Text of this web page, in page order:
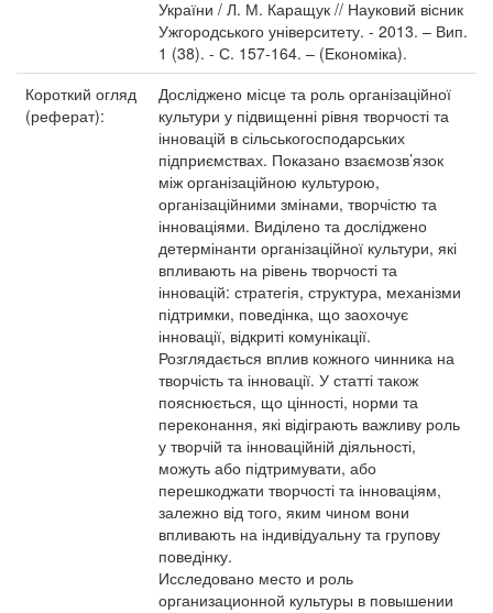
України / Л. М. Каращук // Науковий вісник
Ужгородського університету. - 2013. – Вип.
1 (38). - С. 157-164. – (Економіка).
Короткий огляд
(реферат):
Досліджено місце та роль організаційної
культури у підвищенні рівня творчості та
інновацій в сільськогосподарських
підприємствах. Показано взаємозв’язок
між організаційною культурою,
організаційними змінами, творчістю та
інноваціями. Виділено та досліджено
детермінанти організаційної культури, які
впливають на рівень творчості та
інновацій: стратегія, структура, механізми
підтримки, поведінка, що заохочує
інновації, відкриті комунікації.
Розглядається вплив кожного чинника на
творчість та інновації. У статті також
пояснюється, що цінності, норми та
переконання, які відіграють важливу роль
у творчій та інноваційній діяльності,
можуть або підтримувати, або
перешкоджати творчості та інноваціям,
залежно від того, яким чином вони
впливають на індивідуальну та групову
поведінку.
Исследовано место и роль
организационной культуры в повышении